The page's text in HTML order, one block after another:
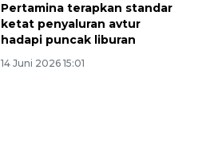
Pertamina terapkan standar
ketat penyaluran avtur
hadapi puncak liburan
14 Juni 2026 15:01